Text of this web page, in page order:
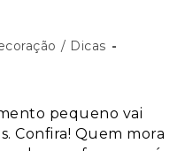
/ Dicas
pequeno vai
Confira! Quem mora